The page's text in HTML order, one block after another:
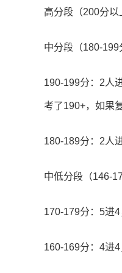
高分段（200分以
中分段（180-199
190-199分：2人
考了190+，如果
180-189分：2人
中低分段（146-
170-179分：5进4
160-169分：4进4